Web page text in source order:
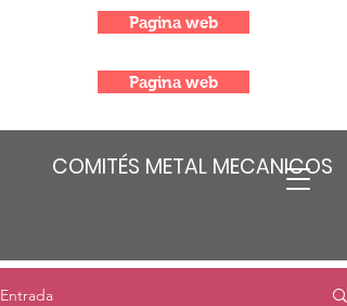
COMITÉS METAL MECANICOS
Pagina web
Pagina web
Entrada